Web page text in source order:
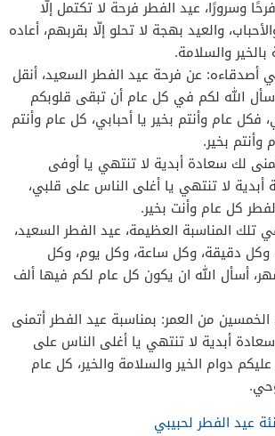
وسرورًا، عيد الفطر فرحة لا تكتمل إلّا
والعيد بهجة لا تحلو إلّا بقربهم، أعاده
بالخير والسلامة.
عن فرحة عيد الفطر السعيد، أنقل
الله لكم في كل عام أن تبقى قلوبكم
عام وأنتم بخير يا أحبابي، كل عام وأنتم
بخير.
لك سعادة أبدية لا تنتهي يا أوفى
لا تنتهي يا أغلى الناس على قلبي،
كل عام وأنت بخير.
المناسبة العظيمة، عيد الفطر السعيد،
وكل دقيقة، وكل ساعة، وكل يوم، وكل
أسأل الله ان يكون كل عام لكم فيها ألف
من العمر: بمناسبة عيد الفطر أتمنى
سعادة أبدية لا تنتهي يا أغلى الناس على
دوام الخير والسلامة والخير، كل عام
عيد الفطر لحبيبي